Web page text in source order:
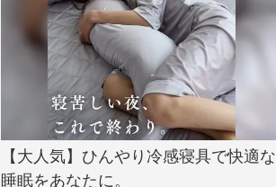
【大人気】ひんやり冷感寝具で快適な
睡眠をあなたに。